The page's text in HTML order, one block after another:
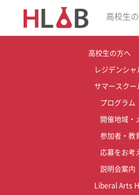
高校生
高校生の方へ
レジデンシ
サマースクー
プログラム
開催地域・
参加者・教
応募をお考
説明会案内
Liberal Arts